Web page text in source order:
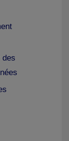
des